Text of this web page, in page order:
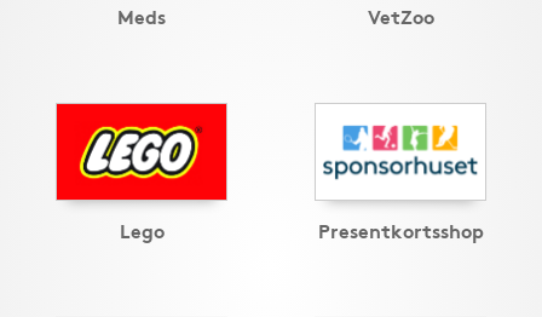
Meds VetZoo
Lego Presentkortsshop